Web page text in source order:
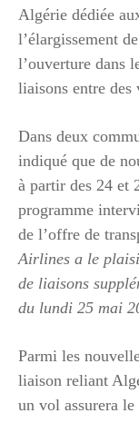
Algérie dédiée
l’élargissement
l’ouverture dans
liaisons entre
Dans deux
indiqué que de
à partir des 24 et
programme
de l’offre de
Airlines a le
de liaisons
du lundi 25 mai
Parmi les
liaison reliant
un vol assurera